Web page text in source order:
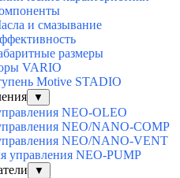
и смазывание
размеры
VARIO
Motive STADIO
▼
NEO-OLEO
NEO/NANO-COMP
NEO/NANO-VENT
управления NEO-PUMP
▼